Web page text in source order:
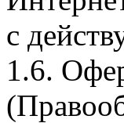
с
1.6.